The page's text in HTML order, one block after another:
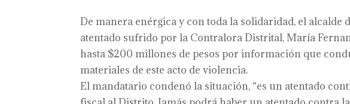
De manera enérgica y con toda la solidaridad, el alcalde
atentado sufrido por la Contralora Distrital, María
hasta $200 millones de pesos por información que
materiales de este acto de violencia.
El mandatario condenó la situación, “es un atentado